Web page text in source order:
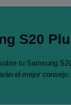
S20
tu Samsung
el mejor consejo.